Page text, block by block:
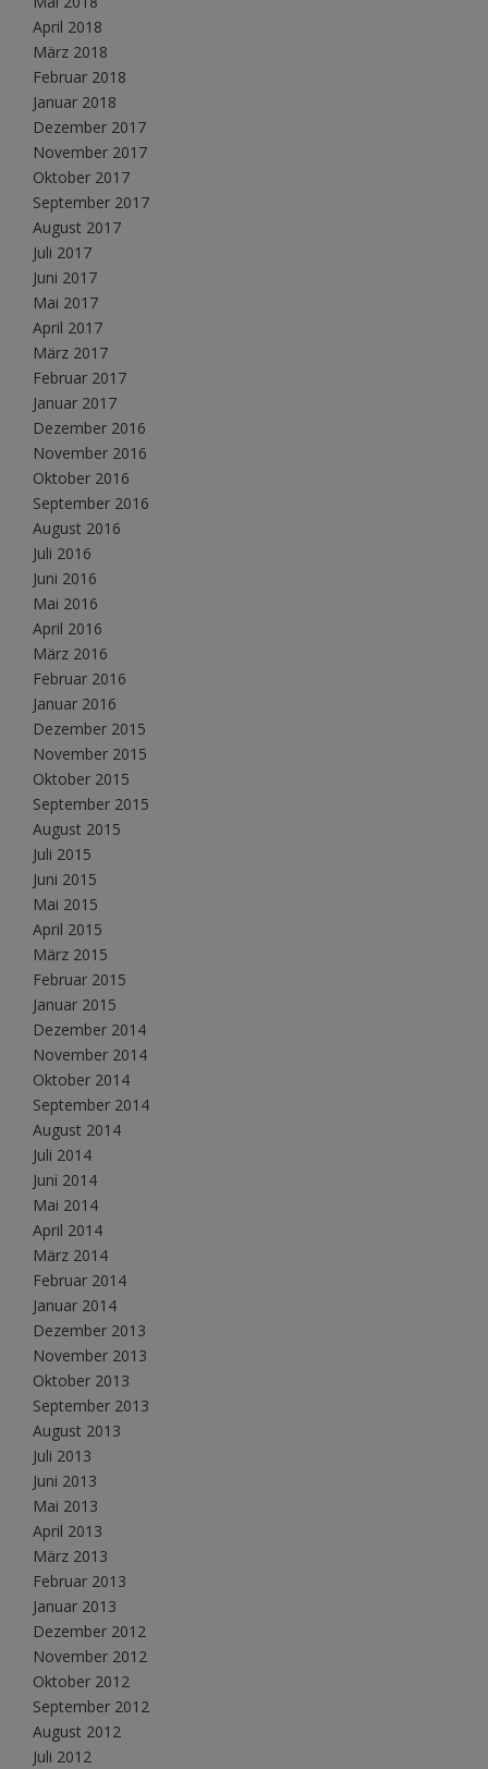
April 2018
März 2018
Februar 2018
Januar 2018
Dezember 2017
November 2017
Oktober 2017
September 2017
August 2017
Juli 2017
Juni 2017
Mai 2017
April 2017
März 2017
Februar 2017
Januar 2017
Dezember 2016
November 2016
Oktober 2016
September 2016
August 2016
Juli 2016
Juni 2016
Mai 2016
April 2016
März 2016
Februar 2016
Januar 2016
Dezember 2015
November 2015
Oktober 2015
September 2015
August 2015
Juli 2015
Juni 2015
Mai 2015
April 2015
März 2015
Februar 2015
Januar 2015
Dezember 2014
November 2014
Oktober 2014
September 2014
August 2014
Juli 2014
Juni 2014
Mai 2014
April 2014
März 2014
Februar 2014
Januar 2014
Dezember 2013
November 2013
Oktober 2013
September 2013
August 2013
Juli 2013
Juni 2013
Mai 2013
April 2013
März 2013
Februar 2013
Januar 2013
Dezember 2012
November 2012
Oktober 2012
September 2012
August 2012
Juli 2012